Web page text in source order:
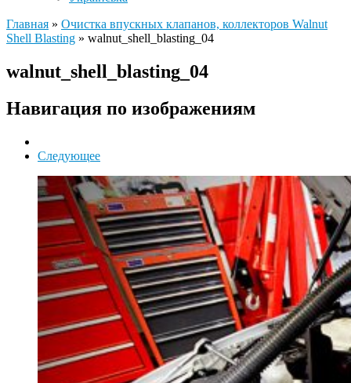
Главная » Очистка впускных клапанов, коллекторов Walnut
Shell Blasting » walnut_shell_blasting_04
walnut_shell_blasting_04
Навигация по изображениям
Следующее